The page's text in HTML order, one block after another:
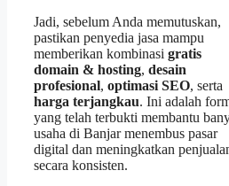
Jadi, sebelum Anda memutuskan,
pastikan penyedia jasa mampu
memberikan kombinasi gratis
domain & hosting, desain
profesional, optimasi SEO, serta
harga terjangkau. Ini adalah
yang telah terbukti membantu
usaha di Banjar menembus pasar
digital dan meningkatkan
secara konsisten.